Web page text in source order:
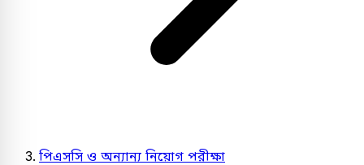
পিএসসি ও অন্যান্য নিয়োগ পরীক্ষা